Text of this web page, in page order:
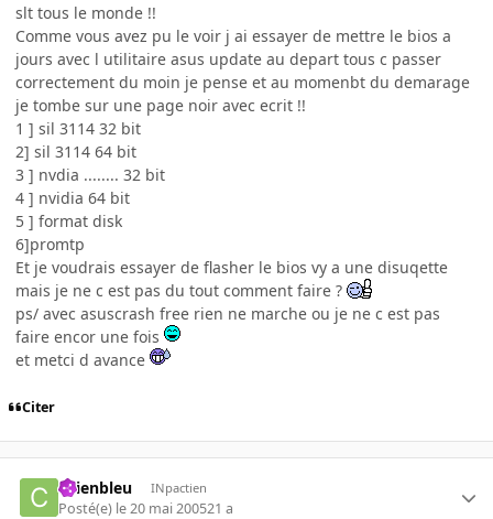
slt tous le monde !!
Comme vous avez pu le voir j ai essayer de mettre le bios a
jours avec l utilitaire asus update au depart tous c passer
correctement du moin je pense et au momenbt du demarage
je tombe sur une page noir avec ecrit !!
1 ] sil 3114 32 bit
2] sil 3114 64 bit
3 ] nvdia ........ 32 bit
4 ] nvidia 64 bit
5 ] format disk
6]promtp
Et je voudrais essayer de flasher le bios vy a une disuqette
mais je ne c est pas du tout comment faire ?
ps/ avec asuscrash free rien ne marche ou je ne c est pas
faire encor une fois
et metci d avance
Citer
chienbleu INpactien
Posté(e) le 20 mai 200521 a